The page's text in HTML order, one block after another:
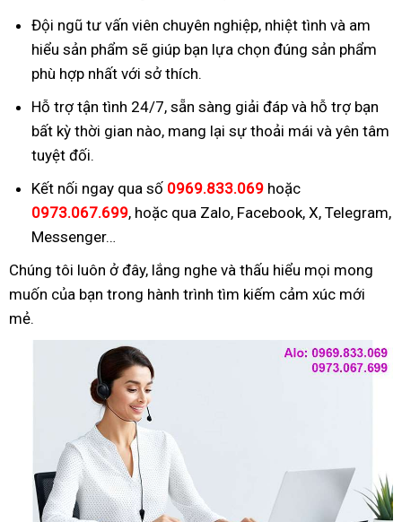
Đội ngũ tư vấn viên chuyên nghiệp, nhiệt tình và am
hiểu sản phẩm sẽ giúp bạn lựa chọn đúng sản phẩm
phù hợp nhất với sở thích.
Hỗ trợ tận tình 24/7, sẵn sàng giải đáp và hỗ trợ bạn
bất kỳ thời gian nào, mang lại sự thoải mái và yên tâm
tuyệt đối.
Kết nối ngay qua số 0969.833.069 hoặc
0973.067.699, hoặc qua Zalo, Facebook, X, Telegram,
Messenger…
Chúng tôi luôn ở đây, lắng nghe và thấu hiểu mọi mong
muốn của bạn trong hành trình tìm kiếm cảm xúc mới
mẻ.